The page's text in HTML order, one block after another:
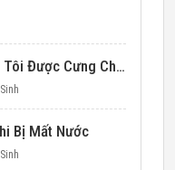
Thay Chị Vào Hào Môn, Tôi Được Cưng Chiều Hết Mực (Thập Niên 90)
Bị Mất Nước